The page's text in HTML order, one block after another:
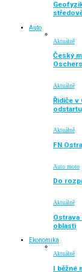
Auto
Aktuálně
Český
Aktuálně
Řidiče v
Aktuálně
FN
Auto moto
Do
Aktuálně
oblasti
Ekonomika
Aktuálně
I běžné